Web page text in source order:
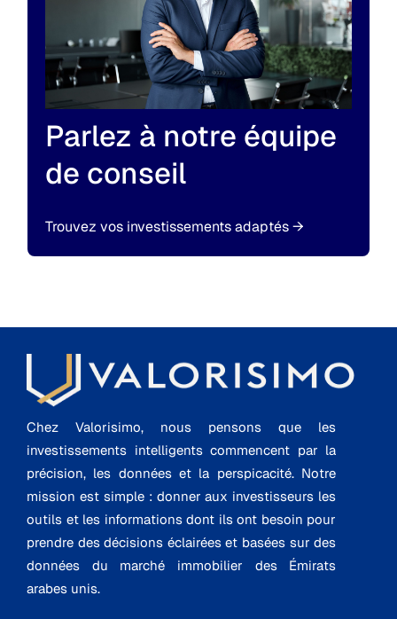
Parlez à notre équipe
de conseil
Trouvez vos investissements adaptés→
Chez Valorisimo, nous pensons que les
investissements intelligents commencent par la
précision, les données et la perspicacité. Notre
mission est simple : donner aux investisseurs les
outils et les informations dont ils ont besoin pour
prendre des décisions éclairées et basées sur des
données du marché immobilier des Émirats
arabes unis.